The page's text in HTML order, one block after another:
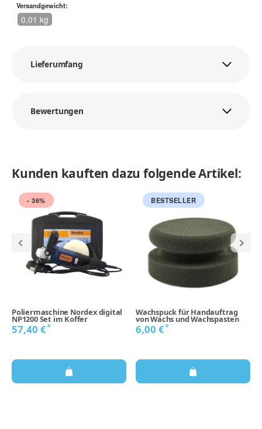
Versandgewicht:
0,01 kg
Lieferumfang
Bewertungen
Kunden kauften dazu folgende Artikel:
- 36%
Poliermaschine Nordex digital
NP1200 Set im Koffer
57,40 €*
BESTSELLER
Wachspuck für Handauftrag
von Wachs und Wachspasten
6,00 €*